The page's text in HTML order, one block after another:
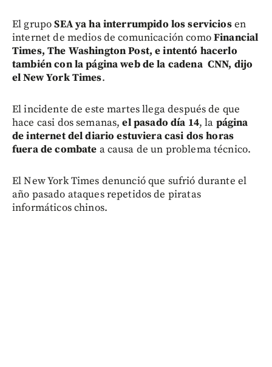
El grupoSEA ya ha interrumpido los serviciosen
internet de medios de comunicación comoFinancial
Times, The Washington Post, e intentó hacerlo
también con la página web de la cadena CNN, dijo
el New York Times.
El incidente de este martes llega después de que
hace casi dos semanas,el pasado día 14, la página
de internet del diario estuviera casi dos horas
fuera de combate a causa de un problema técnico.
El New York Times denunció que sufrió durante el
año pasado ataques repetidos de piratas
informáticos chinos.